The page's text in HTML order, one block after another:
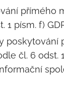
přímého
písm. f)
čl. 6 odst.